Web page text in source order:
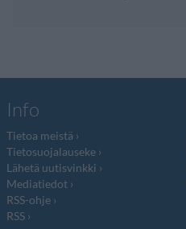
Info
Tietoa meistä
Tietosuojalauseke
Lähetä uutisvinkki
Mediatiedot
RSS-ohje
RSS